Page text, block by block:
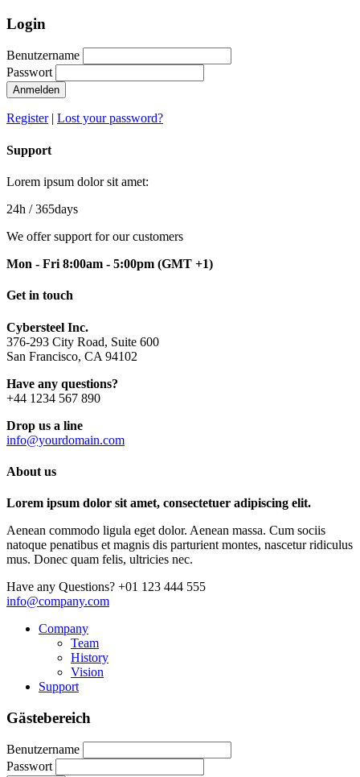
Login
Benutzername
Passwort
Anmelden
Register| Lost your password?
Support
Lorem ipsum dolor sit amet:
24h / 365days
We offer support for our customers
Mon - Fri 8:00am - 5:00pm (GMT +1)
Get in touch
Cybersteel Inc.
376-293 City Road, Suite 600
San Francisco, CA 94102
Have any questions?
+44 1234 567 890
Drop us a line
info@yourdomain.com
About us
Lorem ipsum dolor sit amet, consectetuer adipiscing elit.
Aenean commodo ligula eget dolor. Aenean massa. Cum sociis
natoque penatibus et magnis dis parturient montes, nascetur ridiculus
mus. Donec quam felis, ultricies nec.
Have any Questions? +01 123 444 555
info@company.com
Company
Team
History
Vision
Support
Gästebereich
Benutzername
Passwort